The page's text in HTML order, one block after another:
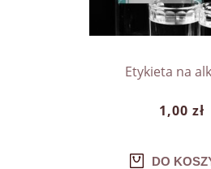
Etykieta na
1,00 zł
DO